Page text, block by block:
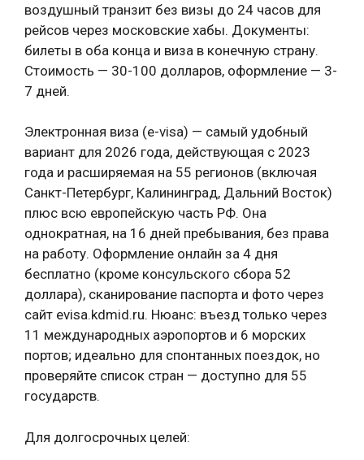
воздушный транзит без визы до 24 часов для
рейсов через московские хабы. Документы:
билеты в оба конца и виза в конечную страну.
Стоимость — 30-100 долларов, оформление — 3-
7 дней.
Электронная виза (e-visa) — самый удобный
вариант для 2026 года, действующая с 2023
года и расширяемая на 55 регионов (включая
Санкт-Петербург, Калининград, Дальний Восток)
плюс всю европейскую часть РФ. Она
однократная, на 16 дней пребывания, без права
на работу. Оформление онлайн за 4 дня
бесплатно (кроме консульского сбора 52
доллара), сканирование паспорта и фото через
сайт evisa.kdmid.ru. Нюанс: въезд только через
11 международных аэропортов и 6 морских
портов; идеально для спонтанных поездок, но
проверяйте список стран — доступно для 55
государств.
Для долгосрочных целей: